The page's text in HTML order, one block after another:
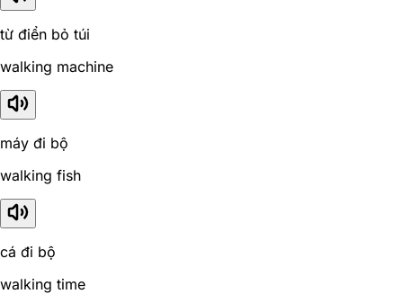
từ điển bỏ túi
walking machine
máy đi bộ
walking fish
cá đi bộ
walking time